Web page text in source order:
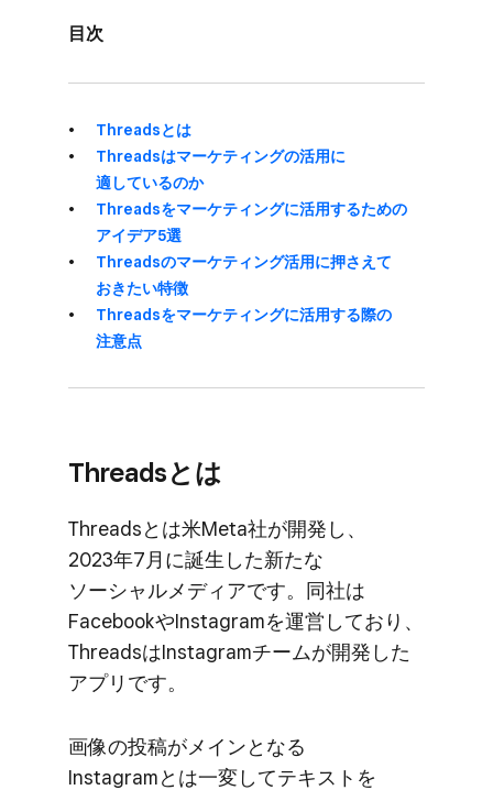
目次
Threadsとは
Threadsは​マーケティングの​活用に​
適しているのか
Threadsを​マーケティングに​活用する​ための​
アイデア5選
Threadsの​マーケティング活用に​押さえて​
おきたい​特徴
Threadsを​マーケティングに​活用する​際の​
注意点
Threadsとは
Threadsとは​米Meta社が​開発し、​
2023年7月に​誕生した​新たな​
ソーシャルメディアです。​同社は​
Facebookや​Instagramを​運営しており、​
Threadsは​Instagramチームが​開発した​
アプリです。
画像の​投稿が​メインと​なる​
Instagramとは​一変して​テキストを​